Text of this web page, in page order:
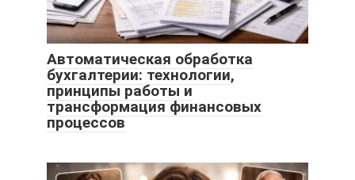
Автоматическая обработка
бухгалтерии: технологии,
принципы работы и
трансформация финансовых
процессов